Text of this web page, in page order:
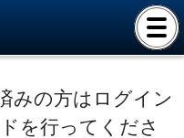
みの方はログイン
を行ってくださ